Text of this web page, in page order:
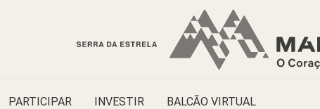
PARTICIPAR INVESTIR BALCÃO VIRTUAL